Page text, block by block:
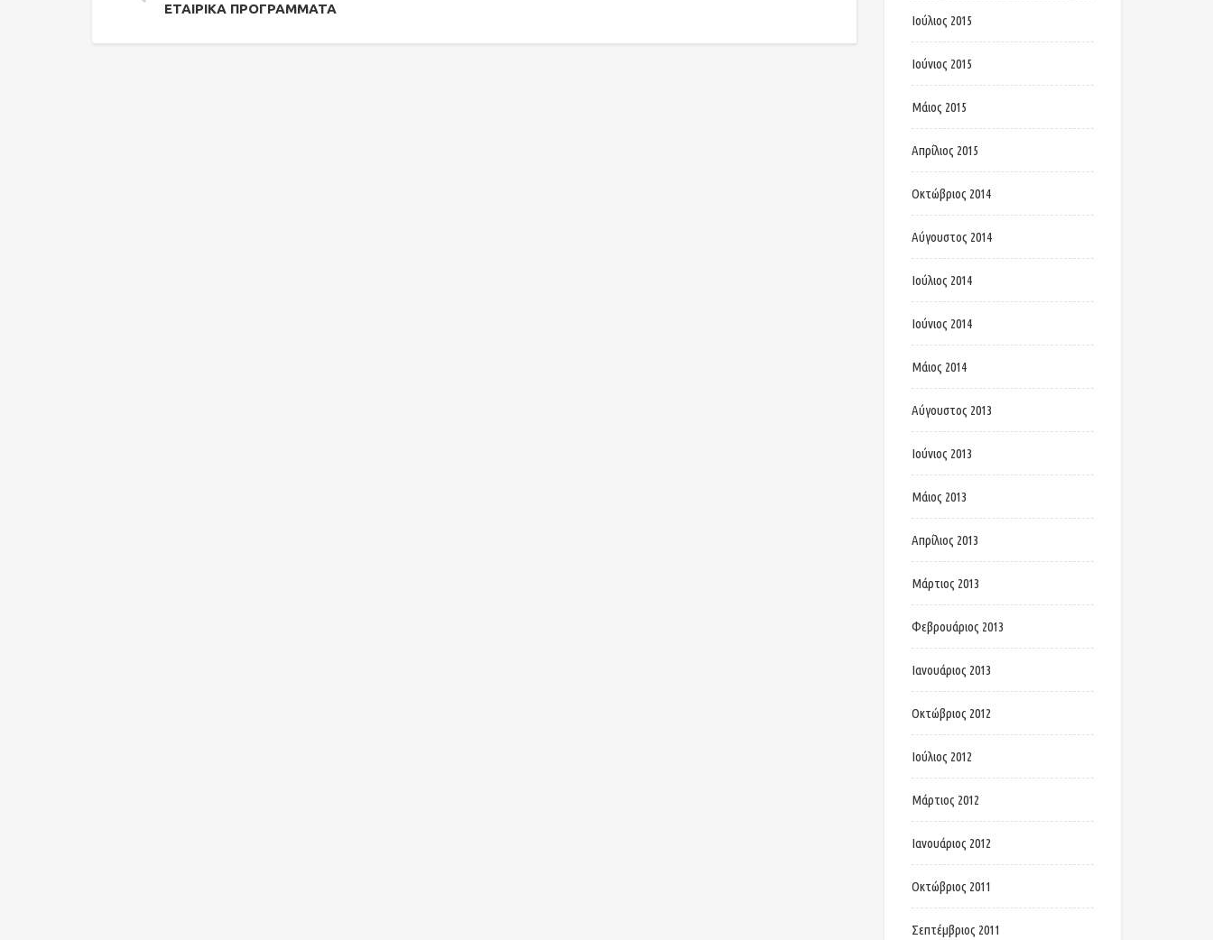
ΕΤΑΙΡΙΚΆ ΠΡΟΓΡΆΜΜΑΤΑ
Ιούλιος 2015
Ιούνιος 2015
Μάιος 2015
Απρίλιος 2015
Οκτώβριος 2014
Αύγουστος 2014
Ιούλιος 2014
Ιούνιος 2014
Μάιος 2014
Αύγουστος 2013
Ιούνιος 2013
Μάιος 2013
Απρίλιος 2013
Μάρτιος 2013
Φεβρουάριος 2013
Ιανουάριος 2013
Οκτώβριος 2012
Ιούλιος 2012
Μάρτιος 2012
Ιανουάριος 2012
Οκτώβριος 2011
Σεπτέμβριος 2011